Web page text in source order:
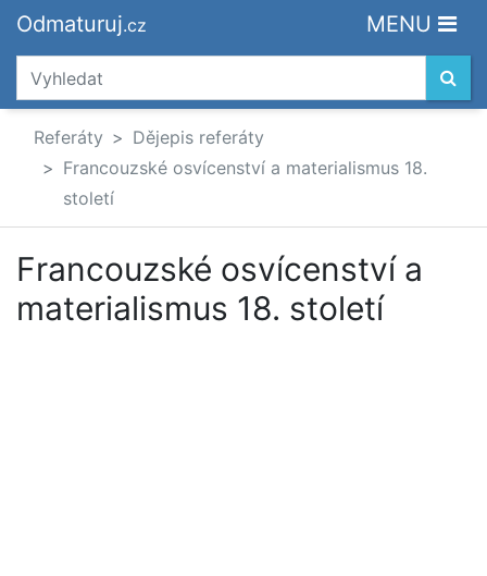
Odmaturuj.cz MENU
Referáty
Dějepis referáty
Francouzské osvícenství a materialismus 18.
století
Francouzské osvícenství a
materialismus 18. století